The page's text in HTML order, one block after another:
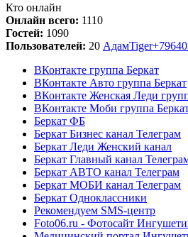
Кто онлайн
Онлайн всего: 1110
Гостей: 1090
Пользователей: 20 АдамTiger
ВКонтакте группа Беркат
ВКонтакте Авто группа Беркат
ВКонтакте Женская Леди
ВКонтакте Моби группа
Беркат ФБ
Беркат Бизнес канал Телеграм
Беркат Леди Женский канал
Беркат Главный канал
Беркат АВТО канал Телеграм
Беркат МОБИ канал Телеграм
Беркат Одноклассники
Рекомендуем SMS-центр
Foto06.ru - Фотосайт